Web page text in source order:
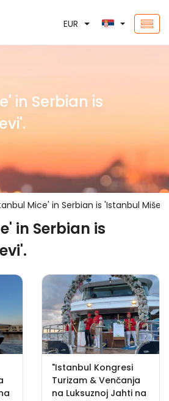
EUR
in Serbian is
Mice' in Serbian is 'Istanbul
in Serbian is
"Istanbul Kongresi
Turizam & Venčanja
na Luksuznoj Jahti na